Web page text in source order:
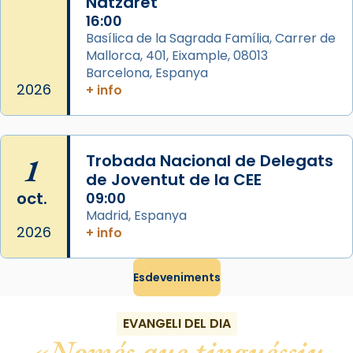
Des de 1985 hi participa també un grup de
diablesses amb música i ball propis. Festa
gran a Mataró.
«Si vols saber què és calor, ves per les
Santes a Mataró»🥵.
2026
16:00
Basílica de la Sagrada Família, Carrer de
Mallorca, 401, Eixample, 08013
Barcelona, Espanya
+ info
1
oct.
2026
Trobada Nacional de Delegats
de Joventut de la CEE
09:00
Madrid, Espanya
+ info
Esdeveniments
EVANGELI DEL DIA